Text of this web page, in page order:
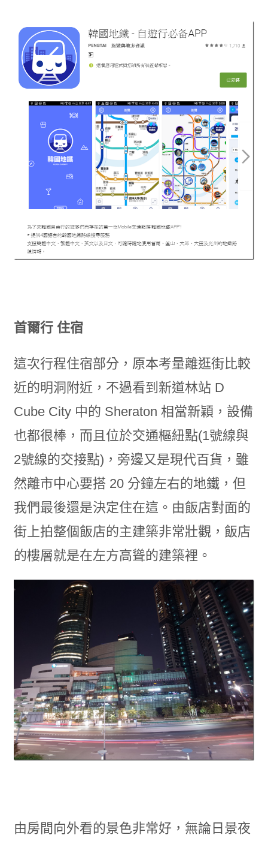
首爾行 住宿
這次行程住宿部分，原本考量離逛街比較
近的明洞附近，不過看到新道林站 D
Cube City 中的 Sheraton 相當新穎，設備
也都很棒，而且位於交通樞紐點(1號線與
2號線的交接點)，旁邊又是現代百貨，雖
然離市中心要搭 20 分鐘左右的地鐵，但
我們最後還是決定住在這。由飯店對面的
街上拍整個飯店的主建築非常壯觀，飯店
的樓層就是在左方高聳的建築裡。
由房間向外看的景色非常好，無論日景夜